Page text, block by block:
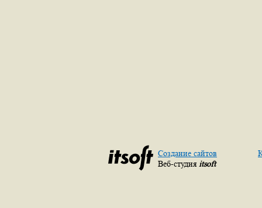
Создание сайтов
Веб-студия itsoft